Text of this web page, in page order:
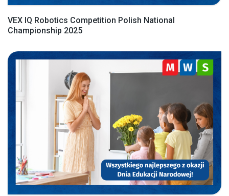
VEX IQ Robotics Competition Polish National
Championship 2025